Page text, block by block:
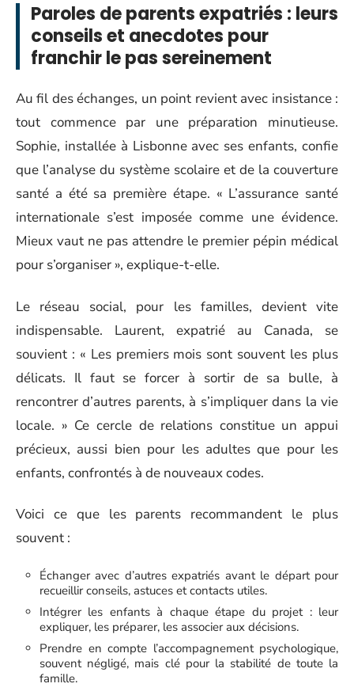
Paroles de parents expatriés : leurs
conseils et anecdotes pour
franchir le pas sereinement
Au fil des échanges, un point revient avec insistance :
tout commence par une préparation minutieuse.
Sophie, installée à Lisbonne avec ses enfants, confie
que l’analyse du système scolaire et de la couverture
santé a été sa première étape. « L’assurance santé
internationale s’est imposée comme une évidence.
Mieux vaut ne pas attendre le premier pépin médical
pour s’organiser », explique-t-elle.
Le réseau social, pour les familles, devient vite
indispensable. Laurent, expatrié au Canada, se
souvient : « Les premiers mois sont souvent les plus
délicats. Il faut se forcer à sortir de sa bulle, à
rencontrer d’autres parents, à s’impliquer dans la vie
locale. » Ce cercle de relations constitue un appui
précieux, aussi bien pour les adultes que pour les
enfants, confrontés à de nouveaux codes.
Voici ce que les parents recommandent le plus
souvent :
Échanger avec d’autres expatriés avant le départ pour
recueillir conseils, astuces et contacts utiles.
Intégrer les enfants à chaque étape du projet : leur
expliquer, les préparer, les associer aux décisions.
Prendre en compte l’accompagnement psychologique,
souvent négligé, mais clé pour la stabilité de toute la
famille.